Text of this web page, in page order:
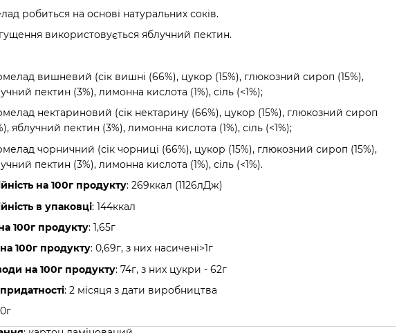
робиться на основі натуральних соків.
використовується яблучний пектин.
вишневий (сік вишні (66%), цукор (15%), глюкозний сироп (15%),
пектин (3%), лимонна кислота (1%), сіль (<1%);
нектариновий (сік нектарину (66%), цукор (15%), глюкозний сироп
яблучний пектин (3%), лимонна кислота (1%), сіль (<1%);
чорничний (сік чорниці (66%), цукор (15%), глюкозний сироп (15%),
пектин (3%), лимонна кислота (1%), сіль (<1%).
на 100г продукту: 269ккал (1126лДж)
в упаковці: 144ккал
100г продукту: 1,65г
100г продукту: 0,69г, з них насичені>1г
на 100г продукту: 74г, з них цукри - 62г
: 2 місяця з дати виробництва